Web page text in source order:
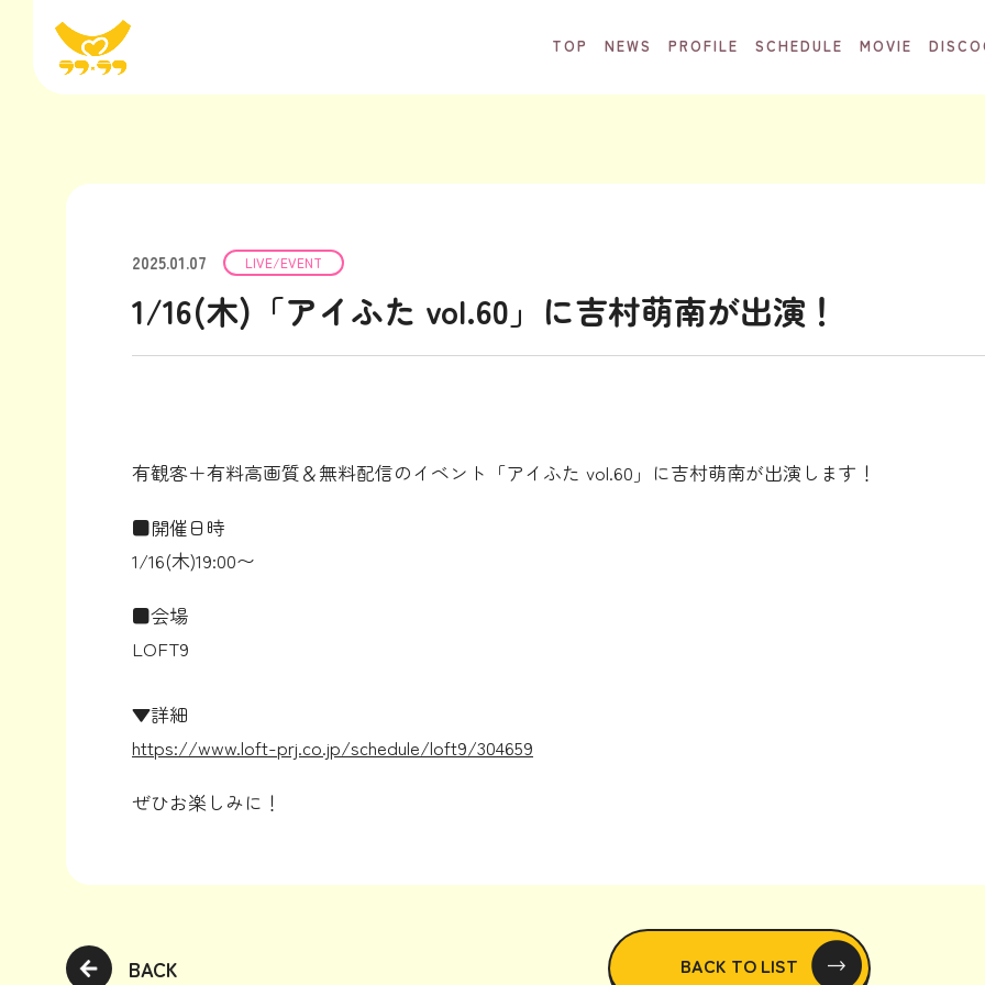
TOP NEWS PROFILE SCHEDULE MOVIE
2025.01.07 LIVE/EVENT
1/16(木)「アイふた vol.60」に吉村萌南が出演！
有観客＋有料高画質＆無料配信のイベント「アイふた vol.60」に吉村萌南が出演します！
■開催日時
1/16(木)19:00〜
■会場
LOFT9
▼詳細
https://www.loft-prj.co.jp/schedule/loft9/304659
ぜひお楽しみに！
BACK BACK TO LIST